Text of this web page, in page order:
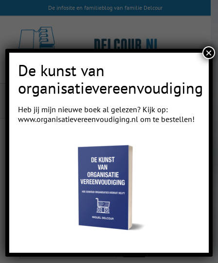
to
De infosite en familieblog van familie Delcour
Bieslanddagen
De blog is (tijdelijk) afgeschermd, als je toegang wilt, app of mail
De kunst van
organisatievereenvoudiging
Heb jij mijn nieuwe boek al gelezen? Kijk op:
www.organisatievereenvoudiging.nl om te bestellen!
×